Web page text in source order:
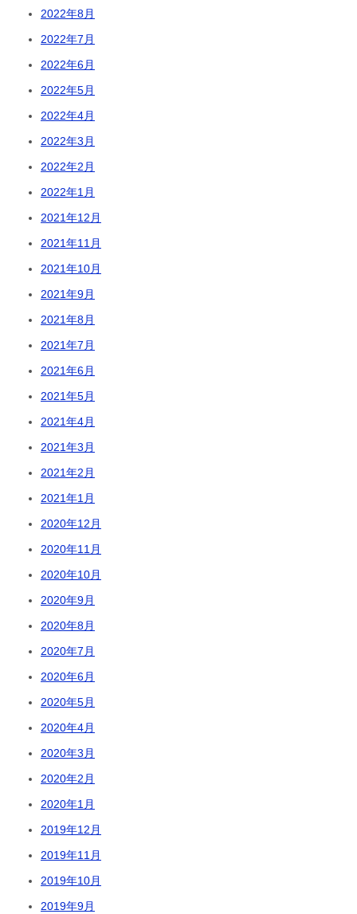
2022年8月
2022年7月
2022年6月
2022年5月
2022年4月
2022年3月
2022年2月
2022年1月
2021年12月
2021年11月
2021年10月
2021年9月
2021年8月
2021年7月
2021年6月
2021年5月
2021年4月
2021年3月
2021年2月
2021年1月
2020年12月
2020年11月
2020年10月
2020年9月
2020年8月
2020年7月
2020年6月
2020年5月
2020年4月
2020年3月
2020年2月
2020年1月
2019年12月
2019年11月
2019年10月
2019年9月